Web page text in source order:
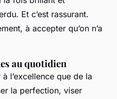
Et c’est rassurant.
à accepter qu’on n’a
au quotidien
l’excellence que de la
la perfection, viser